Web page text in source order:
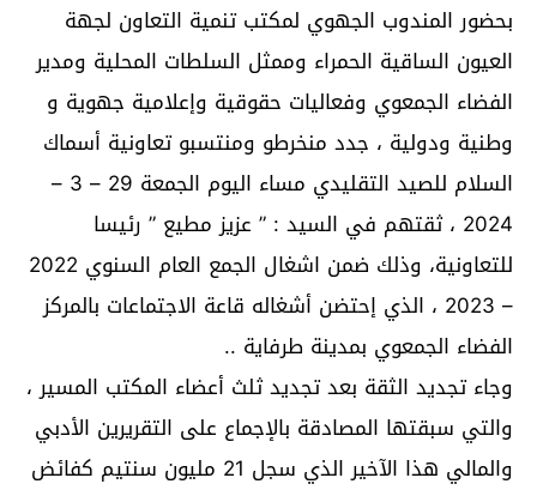
بحضور المندوب الجهوي لمكتب تنمية التعاون لجهة
العيون الساقية الحمراء وممثل السلطات المحلية ومدير
الفضاء الجمعوي وفعاليات حقوقية وإعلامية جهوية و
وطنية ودولية ، جدد منخرطو ومنتسبو تعاونية أسماك
السلام للصيد التقليدي مساء اليوم الجمعة 29 – 3 –
2024 ، ثقتهم في السيد : ” عزيز مطيع ” رئيسا
للتعاونية، وذلك ضمن اشغال الجمع العام السنوي 2022
– 2023 ، الذي إحتضن أشغاله قاعة الاجتماعات بالمركز
الفضاء الجمعوي بمدينة طرفاية ..
وجاء تجديد الثقة بعد تجديد ثلث أعضاء المكتب المسير ،
والتي سبقتها المصادقة بالإجماع على التقريرين الأدبي
والمالي هذا الآخير الذي سجل 21 مليون سنتيم كفائض